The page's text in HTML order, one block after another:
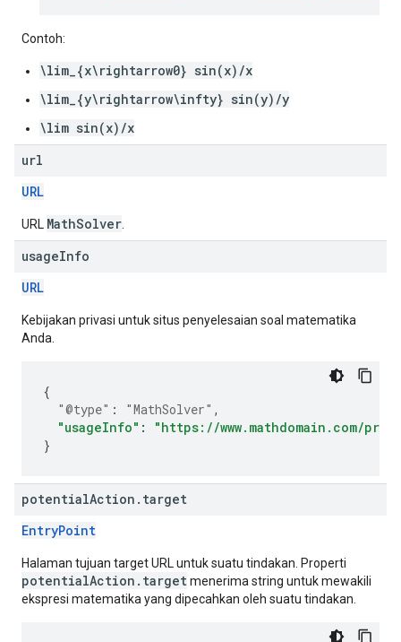
Contoh:
\lim_{x\rightarrow0} sin(x)/x
\lim_{y\rightarrow\infty} sin(y)/y
\lim sin(x)/x
url
URL
URL MathSolver
usageInfo
URL
Kebijakan privasi untuk situs penyelesaian soal matematika
Anda.
{
"@type" : "MathSolver" ,
"usageInfo" :
"https://www.mathdomain.com/
}
potentialAction . target
EntryPoint
Halaman tujuan target URL untuk suatu tindakan. Properti
potentialAction.target menerima string untuk mewakili
ekspresi matematika yang dipecahkan oleh suatu tindakan.